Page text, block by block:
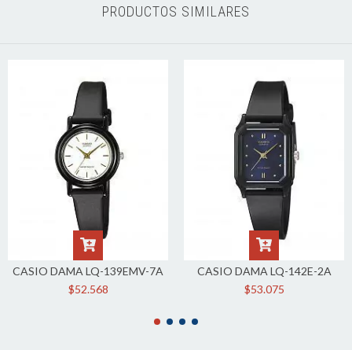
PRODUCTOS SIMILARES
CASIO DAMA LQ-139EMV-7A
$52.568
CASIO DAMA LQ-142E-2A
$53.075